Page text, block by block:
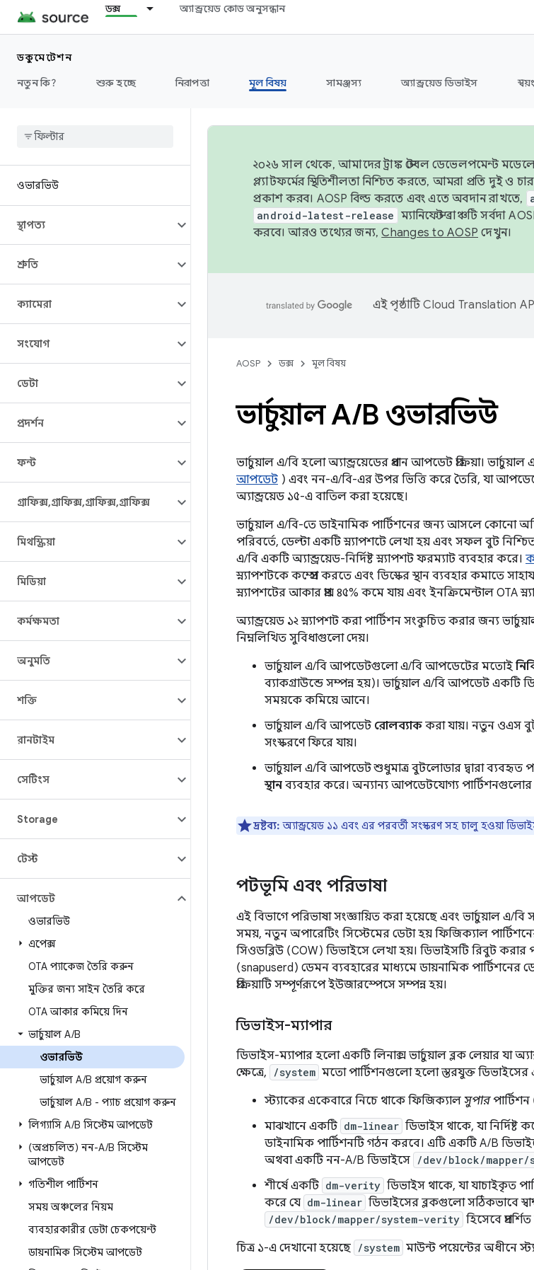
ডক্স অ্যান্ড্রয়েড কোড অনুসন্ধান
ডকুমেন্টেশন
নতুন কি?
শুরু হচ্ছে নিরাপত্তা মূল বিষয় সামঞ্জস্য অ্যান্ড্রয়েড ডিভাইস
ওভারভিউ
স্থাপত্য
শ্রুতি
ক্যামেরা
সংযোগ
ডেটা
প্রদর্শন
ফন্ট
গ্রাফিক্স,গ্রাফিক্স,গ্রাফিক্স,গ্রাফিক্স
মিথস্ক্রিয়া
মিডিয়া
কর্মক্ষমতা
অনুমতি
শক্তি
রানটাইম
সেটিংস
Storage
টেস্ট
আপডেট
ওভারভিউ
এপেক্স
OTA প্যাকেজ তৈরি করুন
মুক্তির জন্য সাইন তৈরি করে
OTA আকার কমিয়ে দিন
ভার্চুয়াল A/B
ওভারভিউ
ভার্চুয়াল A/B প্রয়োগ করুন
ভার্চুয়াল A/B - প্যাচ প্রয়োগ করুন
লিগ্যাসি A/B সিস্টেম আপডেট
(অপ্রচলিত) নন-A/B সিস্টেম
আপডেট
গতিশীল পার্টিশন
সময় অঞ্চলের নিয়ম
ব্যবহারকারীর ডেটা চেকপয়েন্ট
ডায়নামিক সিস্টেম আপডেট
২০২৬ সাল থেকে, আমাদের ট্রাঙ্ক স্টেবল ডেভেলপমেন্ট
প্ল্যাটফর্মের স্থিতিশীলতা নিশ্চিত করতে, আমরা প্রতি দুই ও
প্রকাশ করব। AOSP বিল্ড করতে এবং এতে অবদান রাখতে,
android-latest-release ম্যানিফেস্ট ব্রাঞ্চটি সর্বদা
করবে। আরও তথ্যের জন্য,Changes to AOSP দেখুন।
এই পৃষ্ঠাটিCloud Translation
AOSP ডক্স মূল বিষয়
ভার্চুয়াল A/B ওভারভিউ
ভার্চুয়াল এ/বি হলো অ্যান্ড্রয়েডের প্রধান আপডেট প্রক্রিয়া।
আপডেট ) এবং নন-এ/বি-এর উপর ভিত্তি করে তৈরি, যা
অ্যান্ড্রয়েড ১৫-এ বাতিল করা হয়েছে।
ভার্চুয়াল এ/বি-তে ডাইনামিক পার্টিশনের জন্য আসলে কোনো
পরিবর্তে, ডেল্টা একটি স্ন্যাপশটে লেখা হয় এবং সফল বুট
এ/বি একটি অ্যান্ড্রয়েড-নির্দিষ্ট স্ন্যাপশট ফরম্যাট ব্যবহার করে।
স্ন্যাপশটকে কম্প্রেস করতে এবং ডিস্কের স্থান ব্যবহার কমাতে
স্ন্যাপশটের আকার প্রায় ৪৫% কমে যায় এবং ইনক্রিমেন্টাল OTA
অ্যান্ড্রয়েড ১২ স্ন্যাপশট করা পার্টিশন সংকুচিত করার জন্য
নিম্নলিখিত সুবিধাগুলো দেয়।
ভার্চুয়াল এ/বি আপডেটগুলো এ/বি আপডেটের মতোই
ব্যাকগ্রাউন্ডে সম্পন্ন হয়)। ভার্চুয়াল এ/বি আপডেট
সময়কে কমিয়ে আনে।
ভার্চুয়াল এ/বি আপডেট রোলব্যাক করা যায়। নতুন ওএস
সংস্করণে ফিরে যায়।
ভার্চুয়াল এ/বি আপডেট শুধুমাত্র বুটলোডার দ্বারা ব্যবহৃত
স্থান ব্যবহার করে। অন্যান্য আপডেটযোগ্য পার্টিশনগুলোর
দ্রষ্টব্য: অ্যান্ড্রয়েড ১১ এবং এর পরবর্তী সংস্করণ সহ চালু হওয়া
পটভূমি এবং পরিভাষা
এই বিভাগে পরিভাষা সংজ্ঞায়িত করা হয়েছে এবং ভার্চুয়াল এ/বি
সময়, নতুন অপারেটিং সিস্টেমের ডেটা হয় ফিজিক্যাল
সিওডব্লিউ (COW) ডিভাইসে লেখা হয়। ডিভাইসটি রিবুট
(snapuserd) ডেমন ব্যবহারের মাধ্যমে ডায়নামিক
প্রক্রিয়াটি সম্পূর্ণরূপে ইউজারস্পেসে সম্পন্ন হয়।
ডিভাইস-ম্যাপার
ডিভাইস-ম্যাপার হলো একটি লিনাক্স ভার্চুয়াল ব্লক লেয়ার যা
ক্ষেত্রে,
/system মতো পার্টিশনগুলো হলো স্তরযুক্ত ডিভাইসের
স্ট্যাকের একেবারে নিচে থাকে ফিজিক্যাল সুপার
মাঝখানে একটি dm-linear ডিভাইস থাকে, যা নির্দিষ্ট
ডাইনামিক পার্টিশনটি গঠন করবে। এটি একটি A/B
অথবা একটি নন-A/B ডিভাইসে /dev/block/mapper/
শীর্ষে একটি dm-verity ডিভাইস থাকে, যা যাচাইকৃত
করে যে dm-linear ডিভাইসের ব্লকগুলো সঠিকভাবে
/dev/block/mapper/system-verity হিসেবে
চিত্র ১-এ দেখানো হয়েছে /system মাউন্ট পয়েন্টের অধীনে